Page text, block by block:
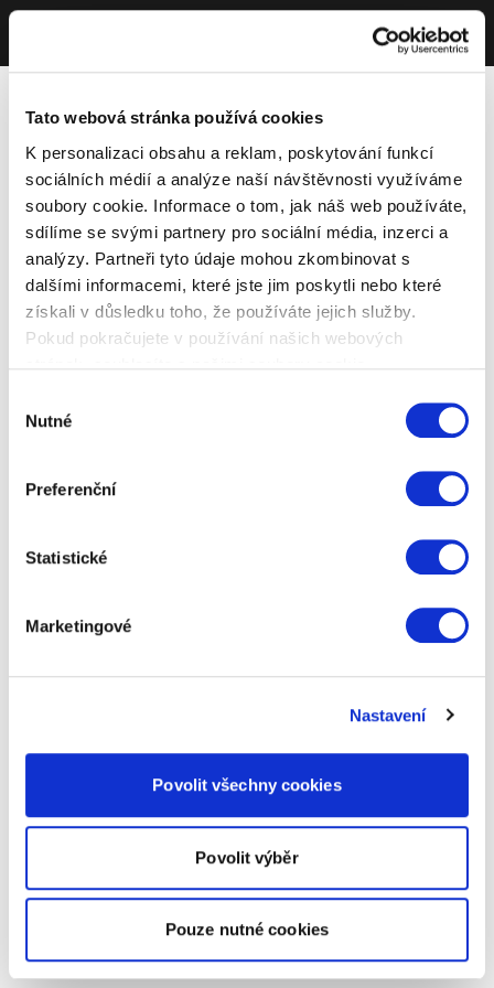
Tato webová stránka používá cookies
K personalizaci obsahu a reklam, poskytování funkcí
sociálních médií a analýze naší návštěvnosti využíváme
soubory cookie. Informace o tom, jak náš web používáte,
sdílíme se svými partnery pro sociální média, inzerci a
analýzy. Partneři tyto údaje mohou zkombinovat s
dalšími informacemi, které jste jim poskytli nebo které
získali v důsledku toho, že používáte jejich služby.
Pokud pokračujete v používání našich webových
souhlasu
Nutné
Preferenční
Statistické
Marketingové
Nastavení
Povolit všechny cookies
Povolit výběr
Pouze nutné cookies